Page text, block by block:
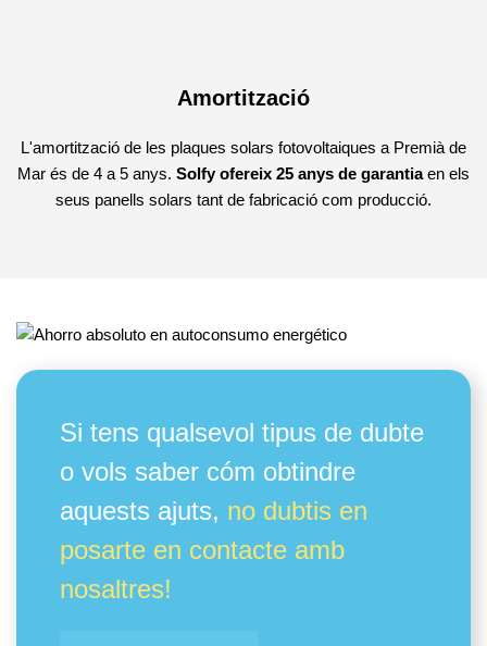
Amortització
L'amortització de les plaques solars fotovoltaiques a Premià de
Mar és de 4 a 5 anys. Solfy ofereix 25 anys de garantiaen els
seus panells solars tant de fabricació com producció.
Si tens qualsevol tipus de dubte
o vols saber cóm obtindre
aquests ajuts, no dubtis en
posarte en contacte amb
nosaltres!